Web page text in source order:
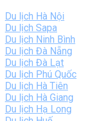
Du lịch Hà Nội
Du lịch Sapa
Du lịch Ninh Bình
Du lịch Đà Nẵng
Du lịch Đà Lạt
Du lịch Phú Quốc
Du lịch Hà Tiên
Du lịch Hà Giang
Du lịch Hạ Long